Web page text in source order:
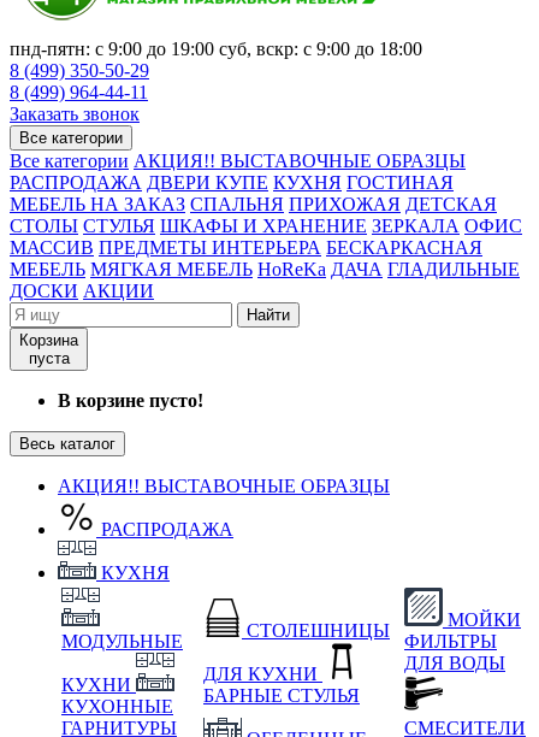
пнд-пятн: с 9:00 до 19:00 суб, вскр: с 9:00 до 18:00
8 (499) 350-50-29
8 (499) 964-44-11
Заказать звонок
Все категории
Все категории АКЦИЯ!! ВЫСТАВОЧНЫЕ ОБРАЗЦЫ
РАСПРОДАЖА ДВЕРИ КУПЕ КУХНЯ ГОСТИНАЯ
МЕБЕЛЬ НА ЗАКАЗ СПАЛЬНЯ ПРИХОЖАЯ ДЕТСКАЯ
СТОЛЫ СТУЛЬЯ ШКАФЫ И ХРАНЕНИЕ ЗЕРКАЛА ОФИС
МАССИВ ПРЕДМЕТЫ ИНТЕРЬЕРА БЕСКАРКАСНАЯ
МЕБЕЛЬ МЯГКАЯ МЕБЕЛЬ HoReKa ДАЧА ГЛАДИЛЬНЫЕ
ДОСКИ АКЦИИ
Найти
Корзина
пуста
В корзине пусто!
Весь каталог
АКЦИЯ!! ВЫСТАВОЧНЫЕ ОБРАЗЦЫ
РАСПРОДАЖА
КУХНЯ
МОДУЛЬНЫЕ
КУХНИ
КУХОННЫЕ
ГАРНИТУРЫ
СТОЛЕШНИЦЫ
ДЛЯ КУХНИ
БАРНЫЕ СТУЛЬЯ
МОЙКИ
ФИЛЬТРЫ
ДЛЯ ВОДЫ
СМЕСИТЕЛИ